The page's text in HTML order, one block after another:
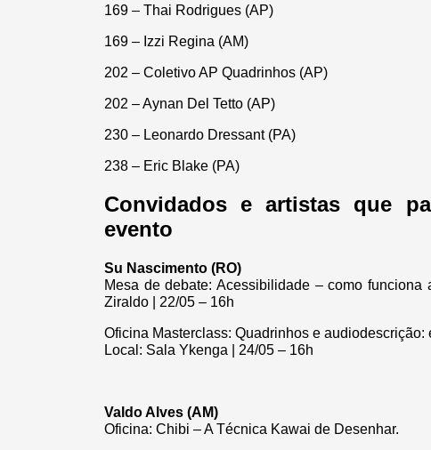
169 – Thai Rodrigues (AP)
169 – Izzi Regina (AM)
202 – Coletivo AP Quadrinhos (AP)
202 – Aynan Del Tetto (AP)
230 – Leonardo Dressant (PA)
238 – Eric Blake (PA)
Convidados e artistas que
evento
Su Nascimento (RO)
Mesa de debate: Acessibilidade – como
Ziraldo | 22/05 – 16h
Oficina Masterclass: Quadrinhos e audiodescrição:
Local: Sala Ykenga | 24/05 – 16h
Valdo Alves (AM)
Oficina: Chibi – A Técnica Kawai de Desenhar.